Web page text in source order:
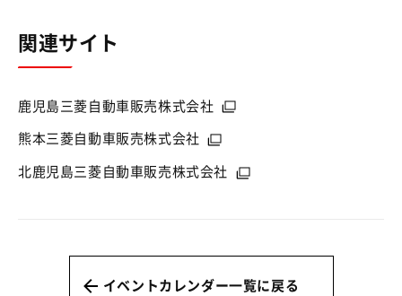
関連サイト
鹿児島三菱自動車販売株式会社
熊本三菱自動車販売株式会社
北鹿児島三菱自動車販売株式会社
イベントカレンダー一覧に戻る